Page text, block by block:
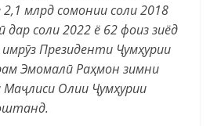
млрд сомонии соли 2018
соли 2022 ё 62 фоиз зиёд
Президенти Ҷумҳурии
Эмомалӣ Раҳмон зимни
Олии Ҷумҳурии